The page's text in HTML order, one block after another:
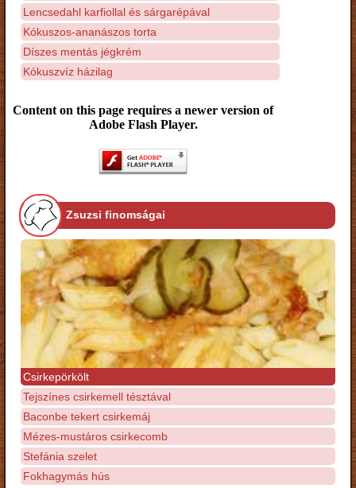
Lencsedahl karfiollal és sárgarépával
Kókuszos-ananászos torta
Díszes mentás jégkrém
Kókuszvíz házilag
Content on this page requires a newer version of
Adobe Flash Player.
Zsuzsi finomságai
Csirkepörkölt
Tejszínes csirkemell tésztával
Baconbe tekert csirkemáj
Mézes-mustáros csirkecomb
Stefánia szelet
Fokhagymás hús